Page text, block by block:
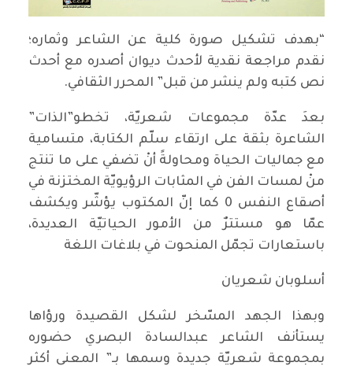
“بهدف تشكيل صورة كلية عن الشاعر وثماره؛
نقدم مراجعة نقدية لأحدث ديوان أصدره مع أحدث
نص كتبه ولم ينشر من قبل” المحرر الثقافي.
بعدَ عدّة مجموعات شعريّة، تخطو”الذات”
الشاعرة بثقة على ارتقاء سلّم الكتابة، متسامية
مع جماليات الحياة ومحاولةً أنْ تضفي على ما تنتج
منْ لمسات الفن في المثابات الرؤيويّة المختزنة في
أصقاع النفس 0 كما إنّ المكتوب يؤشّر ويكشف
عمّا هو مستترٌ من الأمور الحياتيّة العديدة،
باستعارات تجمّل المنحوت في بلاغات اللغة
أسلوبان شعريان
وبهذا الجهد المسّخر لشكل القصيدة ورؤاها
يستأنف الشاعر عبدالسادة البصري حضوره
بمجموعة شعريّة جديدة وسمها بـ” المعني أكثر